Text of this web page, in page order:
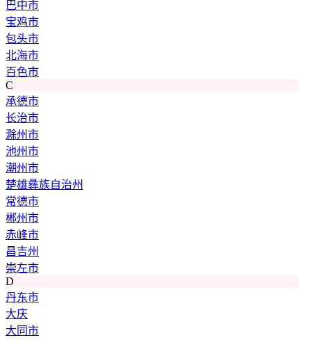
巴中市
宝鸡市
包头市
北海市
百色市
C
承德市
长治市
滁州市
池州市
潮州市
楚雄彝族自治州
常德市
郴州市
赤峰市
昌吉州
崇左市
D
丹东市
大庆
大同市